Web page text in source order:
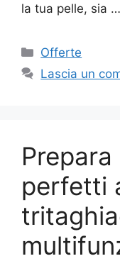
la tua pelle, sia …
Categorie
Offerte
Lascia un
perfetti